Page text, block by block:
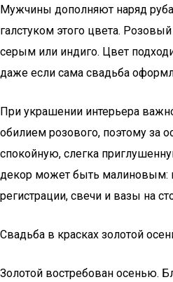
Мужчины дополняют наряд
галстуком этого цвета.
серым или индиго. Цвет
даже если сама свадьба
При украшении интерьера
обилием розового, поэтому за
спокойную, слегка
декор может быть малиновым:
регистрации, свечи и вазы на
Свадьба в красках золотой
Золотой востребован осенью.